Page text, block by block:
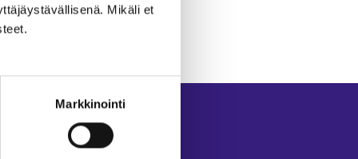
Mikäli et
Markkinointi